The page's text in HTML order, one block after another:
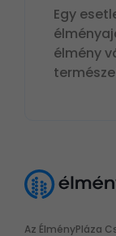
Egy
élmény
Az ÉlményPláza